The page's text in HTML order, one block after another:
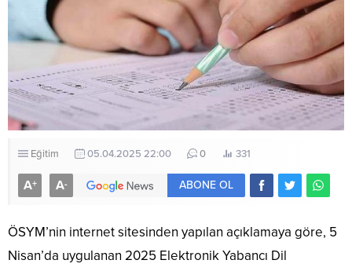
Eğitim 05.04.2025 22:00 0 331
A+ A- ABONE OL
ÖSYM’nin internet sitesinden yapılan açıklamaya göre, 5
Nisan’da uygulanan 2025 Elektronik Yabancı Dil